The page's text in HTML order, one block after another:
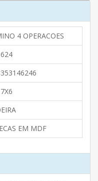
4 OPERACOES
EM MDF